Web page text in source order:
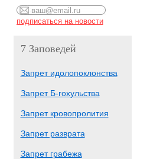
7 Заповедей
Запрет идолопоклонства
Запрет Б-гохульства
Запрет кровопролития
Запрет разврата
Запрет грабежа